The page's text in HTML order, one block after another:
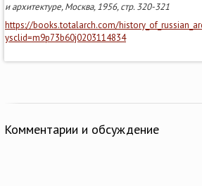
и архитектуре, Москва, 1956, стр. 320-321
https://books.totalarch.com/
ysclid=m9p73b60j0203114834
Комментарии и обсуждение